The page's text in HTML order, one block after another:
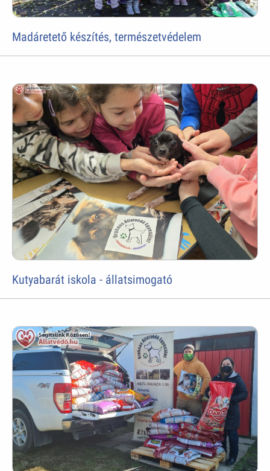
Madáretető készítés, természetvédelem
Kutyabarát iskola - állatsimogató